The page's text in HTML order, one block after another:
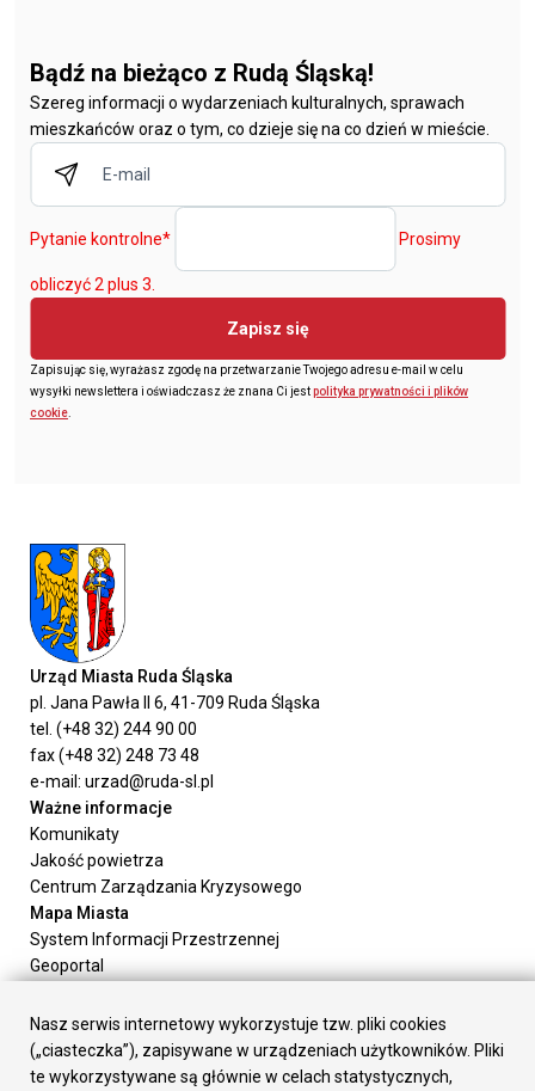
Bądź na bieżąco z Rudą Śląską!
Szereg informacji o wydarzeniach kulturalnych, sprawach
mieszkańców oraz o tym, co dzieje się na co dzień w mieście.
Pytanie kontrolne* Prosimy
obliczyć 2 plus 3.
Zapisz się
Zapisując się, wyrażasz zgodę na przetwarzanie Twojego adresu e-mail w celu
wysyłki newslettera i oświadczasz że znana Ci jestpolityka prywatności i plików
cookie.
Urząd Miasta Ruda Śląska
pl. Jana Pawła II 6, 41-709 Ruda Śląska
tel. (+48 32) 244 90 00
fax (+48 32) 248 73 48
e-mail: urzad@ruda-sl.pl
Ważne informacje
Komunikaty
Jakość powietrza
Centrum Zarządzania Kryzysowego
Mapa Miasta
System Informacji Przestrzennej
Geoportal
Załatw sprawę
Prezydent Miasta
Rada Miasta
Nasz serwis internetowy wykorzystuje tzw. pliki cookies
(„ciasteczka”), zapisywane w urządzeniach użytkowników. Pliki
te wykorzystywane są głównie w celach statystycznych,